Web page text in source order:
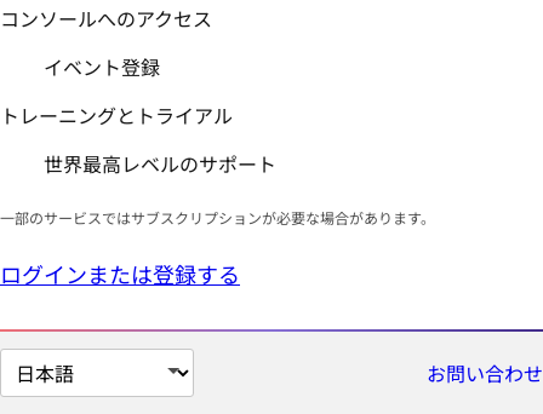
コンソールへのアクセス
イベント登録
トレーニングとトライアル
世界最高レベルのサポート
一部のサービスではサブスクリプションが必要な場合があります。
ログインまたは登録する
ペ
ー
お問い合わせ